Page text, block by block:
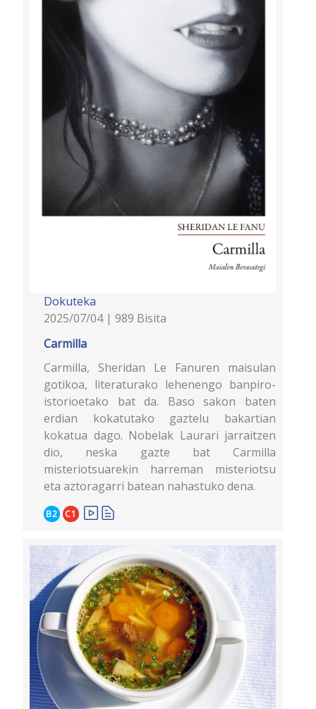
Dokuteka
2025/07/04 | 989 Bisita
Carmilla
Carmilla, Sheridan Le Fanuren maisulan
gotikoa, literaturako lehenengo banpiro-
istorioetako bat da. Baso sakon baten
erdian kokatutako gaztelu bakartian
kokatua dago. Nobelak Laurari jarraitzen
dio, neska gazte bat Carmilla
misteriotsuarekin harreman misteriotsu
eta aztoragarri batean nahastuko dena.
B2 C1